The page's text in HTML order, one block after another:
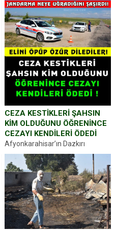
CEZA KESTİKLERİ ŞAHSIN
KİM OLDUĞUNU ÖĞRENİNCE
CEZAYI KENDİLERİ ÖDEDİ
Afyonkarahisar’ın Dazkırı
ilçesinde trafik uygulaması
yapan jandarma ekipleri
durdurdukları bir otomobilin
sürücüsünden ehliyet ve ruhsat
sorup belgelerini istedi. Sürücü
Abdurrahman Ö.nün verdiği
evraklarda eksik olduğunu...